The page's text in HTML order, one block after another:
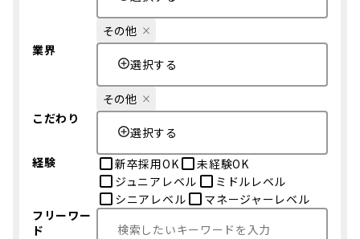
その他
業界
選択する
その他
こだわり
選択する
経験
新卒採用OK
未経験OK
ジュニアレベル
ミドルレベル
シニアレベル
マネージャーレベル
フリーワー
ド